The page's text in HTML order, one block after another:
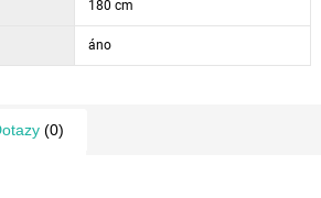
180 cm
áno
(0)